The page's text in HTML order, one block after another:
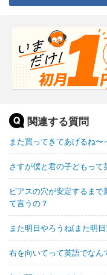
関連する質問
また買ってきてあげるね〜
さすが僕と君の子どもって
ピアスの穴が安定するま
て言うの？
また明日やろうね(また明
右を向いてって英語でなん